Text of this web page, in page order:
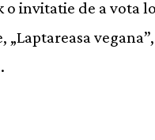
o invitatie de a vota
„Laptareasa